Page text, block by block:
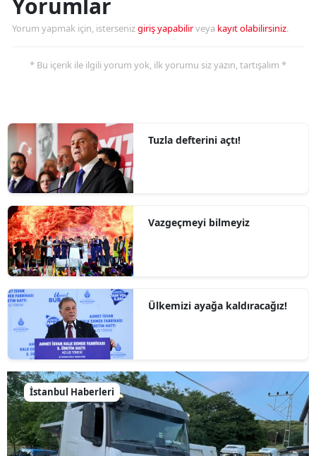
Yorum yapmak için, istersenizgiriş yapabilirveya kayıt olabilirsiniz.
* Bu içerik ile ilgili yorum yok, ilk yorumu siz yazın, tartışalım *
Tuzla defterini açtı!
Vazgeçmeyi bilmeyiz
Ülkemizi ayağa kaldıracağız!
İstanbul Haberleri